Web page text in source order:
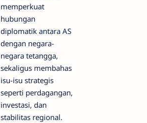
memperkuat
hubungan
diplomatik antara AS
dengan negara-
negara tetangga,
sekaligus membahas
isu-isu strategis
seperti perdagangan,
investasi, dan
stabilitas regional.